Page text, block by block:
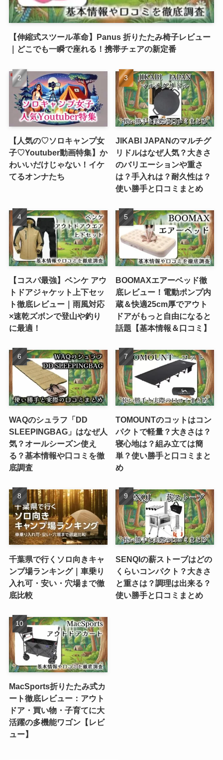
【伸縮式スツール革命】Panus 折りたたみ椅子レビュー
｜どこでも一瞬で座れる！携帯チェアの新定番
【人気の♡ソロキャンプ女
子♡Youtuber動画特集】か
わいいだけじゃない！イケ
てるオンナたち
JIKABI JAPANのマルチグ
リドルはなぜ人気？大きさ
のバリエーションや重さ
は？手入れは？耐久性は？
使い勝手と口コミまとめ
【コスパ最強】ベンケ アウ
トドアジャケット上下セッ
ト徹底レビュー｜雨風対応
×速乾ズボンで登山や釣り
に最適！
BOOMAXエアーベッド徹
底レビュー！電動ポンプ内
蔵＆快適25cm厚でアウト
ドアがもっと自由になると
話題【基本情報＆口コミ】
WAQのシュラフ「DD
SLEEPINGBAG」はなぜ人
気？オールシーズン使え
る？基本情報や口コミを徹
底調査
TOMOUNTのコットはコン
パクトで軽量？大きさは？
寝心地は？組み立ては簡
単？使い勝手と口コミまと
め
千葉県で行くソロ向きキャ
ンプ場ランキング｜車乗り
入れ可・安い・穴場まで徹
底比較
SENQIの薪ストーブはどの
くらいコンパクト？大きさ
と重さは？調理は出来る？
使い勝手と口コミまとめ
MacSports折りたたみ式カ
ート徹底レビュー：アウト
ドア・買い物・子育てに大
活躍の多機能ワゴン【レビ
ュー】